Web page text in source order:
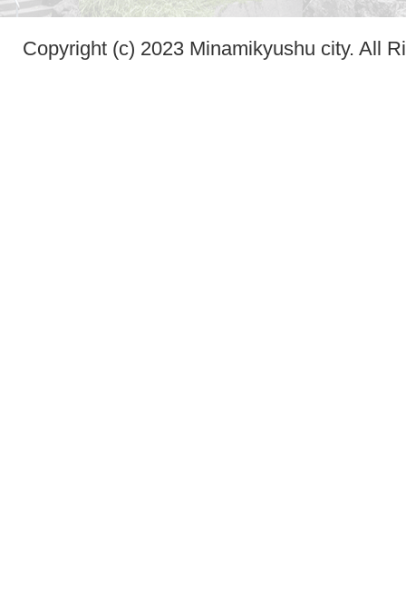
Copyright (c) 2023 Minamikyushu city. All